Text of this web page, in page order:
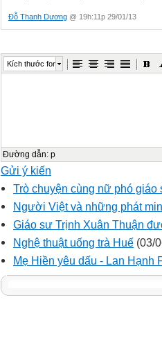
Đỗ Thanh Dương @ 19h:11p 29/01/13
Kích thước font
Đường dẫn: p
Gửi ý kiến
Trò chuyện cùng nữ phó giáo
Người Việt và những phát
Giáo sư Trịnh Xuân Thuận
Nghệ thuật uống trà Huế (03/
Mẹ Hiền yêu dấu - Lan Hạnh